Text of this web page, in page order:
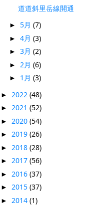
道道斜里岳線開通
► 5月 (7)
► 4月 (3)
► 3月 (2)
► 2月 (6)
► 1月 (3)
► 2022 (48)
► 2021 (52)
► 2020 (54)
► 2019 (26)
► 2018 (28)
► 2017 (56)
► 2016 (37)
► 2015 (37)
► 2014 (1)